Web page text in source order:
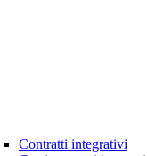
Contratti integrativi